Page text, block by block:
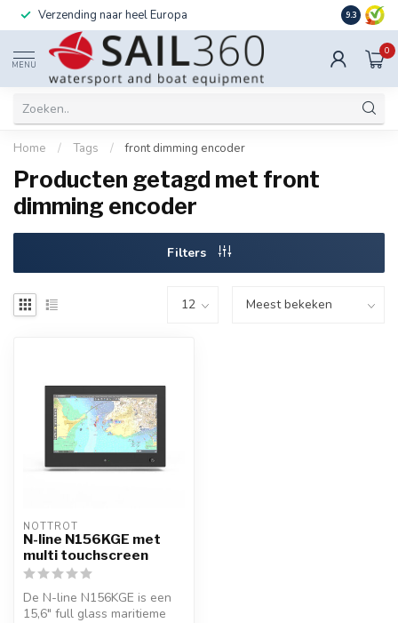
Verzending naar heel Europa Ook
9.3
MENU
0
Home / Tags / front dimming encoder
Producten getagd met front
dimming encoder
Filters
NOTTROT
N-line N156KGE met
multi touchscreen
De N-line N156KGE is een
15,6" full glass maritieme